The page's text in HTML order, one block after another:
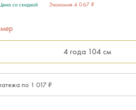
со скидкой Экономия 4 067 ₽
4 года 104 см
по 1 017 ₽